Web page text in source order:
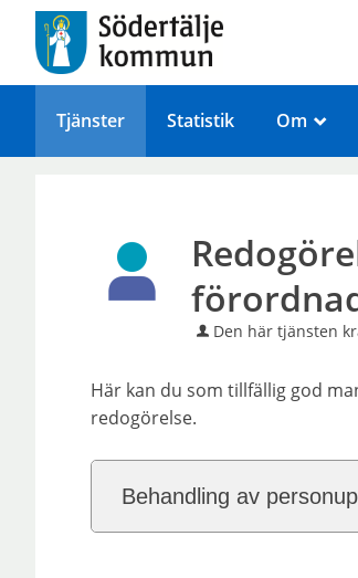
Tjänster Statistik Om _
Den här tjänsten
Här kan du som tillfällig god
redogörelse.
Behandling av